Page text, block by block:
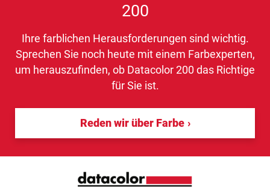
200
Ihre farblichen Herausforderungen sind wichtig.
Sprechen Sie noch heute mit einem Farbexperten,
um herauszufinden, ob Datacolor 200 das Richtige
für Sie ist.
Reden wir über Farbe